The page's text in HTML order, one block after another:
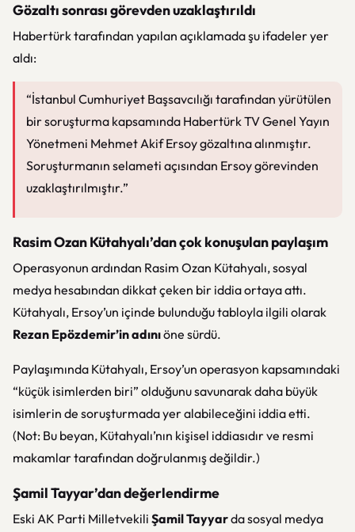
Gözaltı sonrası görevden uzaklaştırıldı
Habertürk tarafından yapılan açıklamada şu ifadeler yer
aldı:
“İstanbul Cumhuriyet Başsavcılığı tarafından yürütülen
bir soruşturma kapsamında Habertürk TV Genel Yayın
Yönetmeni Mehmet Akif Ersoy gözaltına alınmıştır.
Soruşturmanın selameti açısından Ersoy görevinden
uzaklaştırılmıştır.”
Rasim Ozan Kütahyalı’dan çok konuşulan paylaşım
Operasyonun ardından Rasim Ozan Kütahyalı, sosyal
medya hesabından dikkat çeken bir iddia ortaya attı.
Kütahyalı, Ersoy’un içinde bulunduğu tabloyla ilgili olarak
Rezan Epözdemir’in adınıöne sürdü.
Paylaşımında Kütahyalı, Ersoy’un operasyon kapsamındaki
“küçük isimlerden biri” olduğunu savunarak daha büyük
isimlerin de soruşturmada yer alabileceğini iddia etti.
(Not: Bu beyan, Kütahyalı’nın kişisel iddiasıdır ve resmi
makamlar tarafından doğrulanmış değildir.)
Şamil Tayyar’dan değerlendirme
Eski AK Parti Milletvekili Şamil Tayyarda sosyal medya